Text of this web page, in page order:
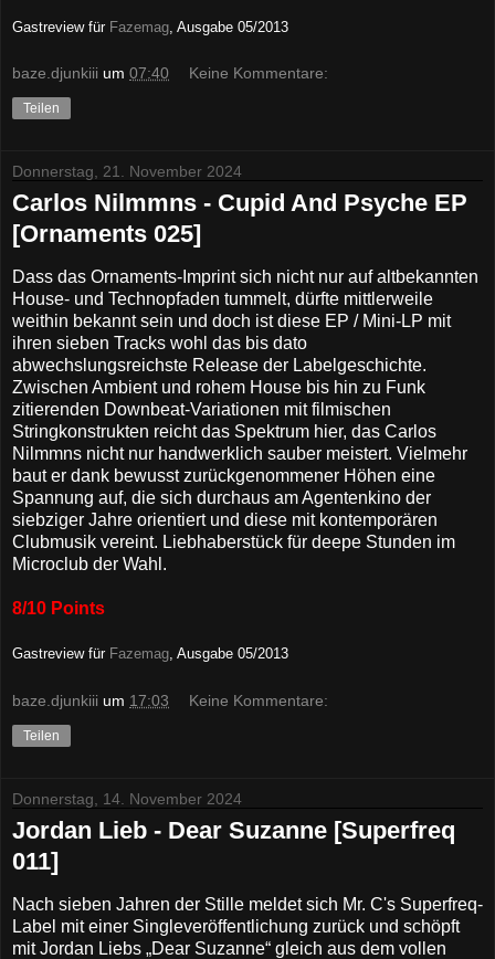
Gastreview für Fazemag , Ausgabe 05/2013
baze.djunkiii um 07:40 Keine Kommentare:
Teilen
Donnerstag, 21. November 2024
Carlos Nilmmns - Cupid And Psyche EP
[Ornaments 025]
Dass das Ornaments-Imprint sich nicht nur auf altbekannten
House- und Technopfaden tummelt, dürfte mittlerweile
weithin bekannt sein und doch ist diese EP / Mini-LP mit
ihren sieben Tracks wohl das bis dato
abwechslungsreichste Release der Labelgeschichte.
Zwischen Ambient und rohem House bis hin zu Funk
zitierenden Downbeat-Variationen mit filmischen
Stringkonstrukten reicht das Spektrum hier, das Carlos
Nilmmns nicht nur handwerklich sauber meistert. Vielmehr
baut er dank bewusst zurückgenommener Höhen eine
Spannung auf, die sich durchaus am Agentenkino der
siebziger Jahre orientiert und diese mit kontemporären
Clubmusik vereint. Liebhaberstück für deepe Stunden im
Microclub der Wahl.
8/10 Points
Gastreview für Fazemag, Ausgabe 05/2013
baze.djunkiii um 17:03 Keine Kommentare:
Teilen
Donnerstag, 14. November 2024
Jordan Lieb - Dear Suzanne [Superfreq
011]
Nach sieben Jahren der Stille meldet sich Mr. C's Superfreq-
Label mit einer Singleveröffentlichung zurück und schöpft
mit Jordan Liebs „Dear Suzanne“ gleich aus dem vollen